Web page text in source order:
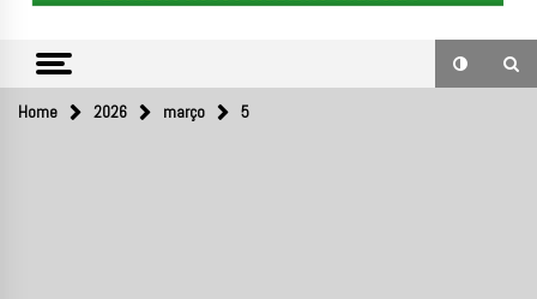
PONTO
Home 2026 março 5